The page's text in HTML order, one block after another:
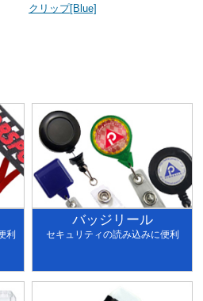
クリップ[Blue]
利
バッジリール
セキュリティの読み込みに便利